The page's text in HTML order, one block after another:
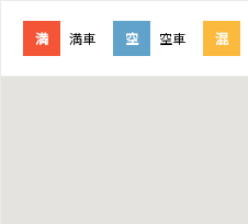
満 満車 空 空車 混